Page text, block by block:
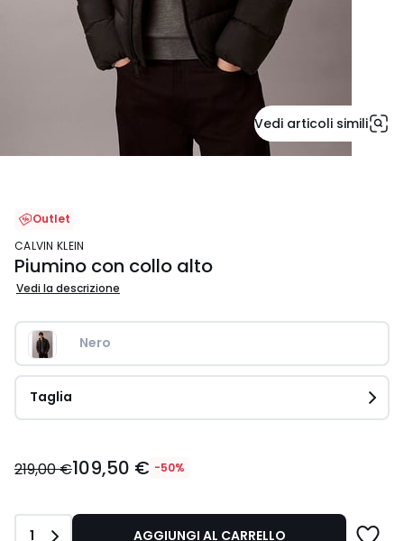
Vedi articoli simili
Outlet
CALVIN KLEIN
Piumino con collo alto
Vedi la descrizione
Nero
Taglia
€
219,00 €109,50 € -50%
Quantità
1 AGGIUNGI AL CARRELLO